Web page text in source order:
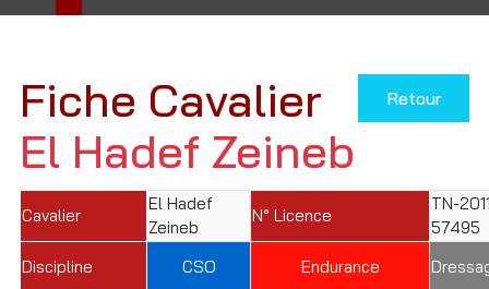
Retour
Fiche Cavalier
El Hadef Zeineb
Cavalier
El Hadef
Zeineb
N° Licence
TN-
57495
Discipline
CSO Endurance